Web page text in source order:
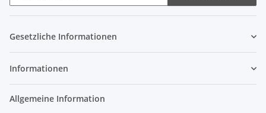
Gesetzliche Informationen
Informationen
Allgemeine Information